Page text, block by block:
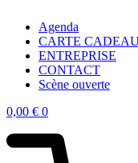
Agenda
CARTE
ENTREPRISE
CONTACT
Scène ouverte
0,00 € 0